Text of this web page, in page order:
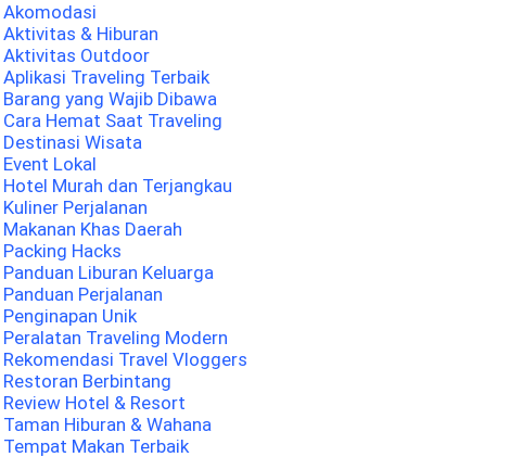
Akomodasi
Aktivitas & Hiburan
Aktivitas Outdoor
Aplikasi Traveling Terbaik
Barang yang Wajib Dibawa
Cara Hemat Saat Traveling
Destinasi Wisata
Event Lokal
Hotel Murah dan Terjangkau
Kuliner Perjalanan
Makanan Khas Daerah
Packing Hacks
Panduan Liburan Keluarga
Panduan Perjalanan
Penginapan Unik
Peralatan Traveling Modern
Rekomendasi Travel Vloggers
Restoran Berbintang
Review Hotel & Resort
Taman Hiburan & Wahana
Tempat Makan Terbaik